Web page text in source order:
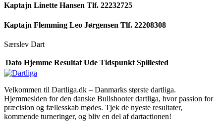
Kaptajn Linette Hansen Tlf. 22232725
Kaptajn Flemming Leo Jørgensen Tlf. 22208308
Særslev Dart
Dato Hjemme Resultat Ude Tidspunkt Spillested
Velkommen til Dartliga.dk – Danmarks største dartliga.
Hjemmesiden for den danske Bullshooter dartliga, hvor passion for
præcision og fællesskab mødes. Tjek de nyeste resultater,
kommende turneringer, og bliv en del af dartactionen!